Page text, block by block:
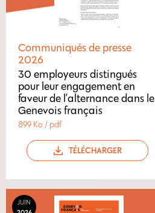
Communiqués de presse
2026
30 employeurs distingués
pour leur engagement en
faveur de l’alternance dans le
Genevois français
899 Ko / pdf
TÉLÉCHARGER
JUIN